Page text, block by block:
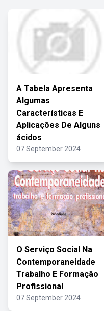
A Tabela Apresenta
Algumas
Características E
Aplicações De Alguns
ácidos
07 September 2024
O Serviço Social Na
Contemporaneidade
Trabalho E Formação
Profissional
07 September 2024